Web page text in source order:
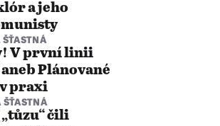
a jeho
V první linii
Plánované
praxi
čili